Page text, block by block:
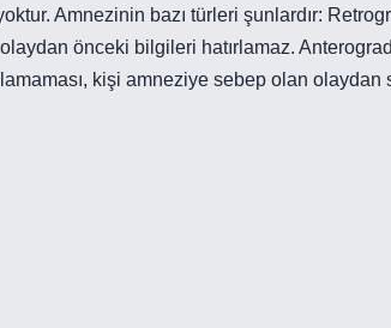
Amnezinin bazı türleri şunlardır:
önceki bilgileri hatırlamaz.
kişi amneziye sebep olan olaydan